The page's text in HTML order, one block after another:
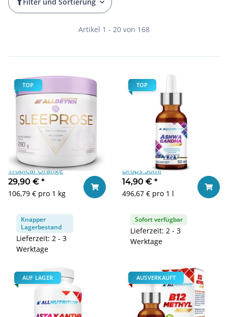
Artikel 1 - 20 von 168
TOP
ALLDEYNN SLEEPROSE 280g
Tropical Orange
29,90 € *
106,79 € pro 1 kg
Knapper
Lagerbestand
Lieferzeit: 2 - 3
Werktage
In den Warenkorb
TOP
Allnutrition Ashwagandha
Drops 30ml
14,90 € *
496,67 € pro 1 l
Sofort verfügbar
Lieferzeit: 2 - 3
Werktage
In
AUF LAGER AUSVERKAUFT